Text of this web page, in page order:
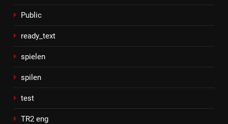
Public
ready_text
spielen
spilen
test
TR2 eng